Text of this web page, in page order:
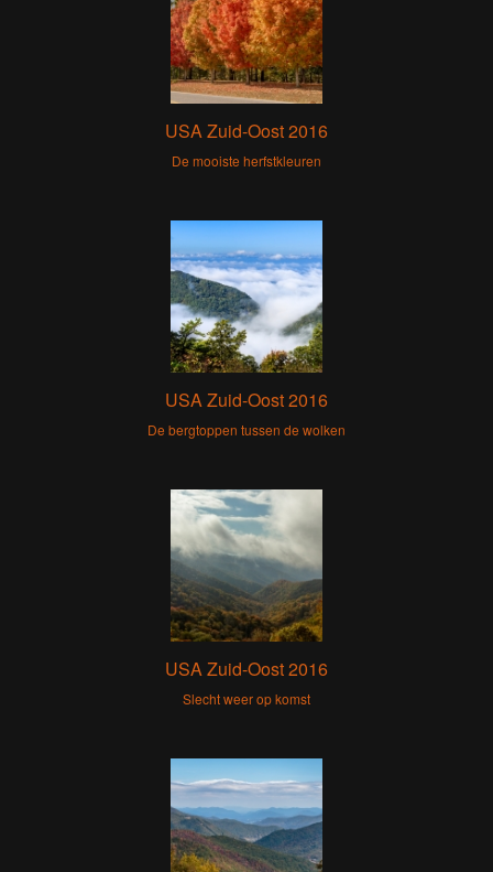
USA Zuid-Oost 2016
De mooiste herfstkleuren
USA Zuid-Oost 2016
De bergtoppen tussen de wolken
USA Zuid-Oost 2016
Slecht weer op komst